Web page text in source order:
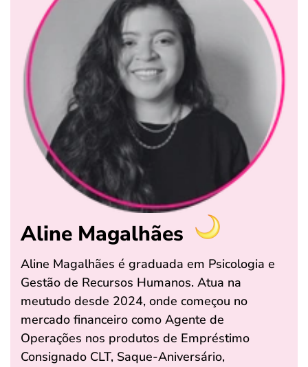
Aline Magalhães
Aline Magalhães é graduada em Psicologia e
Gestão de Recursos Humanos. Atua na
meutudo desde 2024, onde começou no
mercado financeiro como Agente de
Operações nos produtos de Empréstimo
Consignado CLT, Saque-Aniversário,